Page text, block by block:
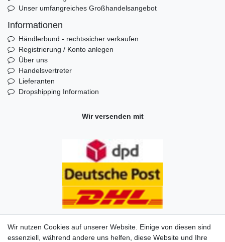
Unser umfangreiches Großhandelsangebot
Informationen
Händlerbund - rechtssicher verkaufen
Registrierung / Konto anlegen
Über uns
Handelsvertreter
Lieferanten
Dropshipping Information
Wir versenden mit
Wir nutzen Cookies auf unserer Website. Einige von diesen sind
essenziell, während andere uns helfen, diese Website und Ihre